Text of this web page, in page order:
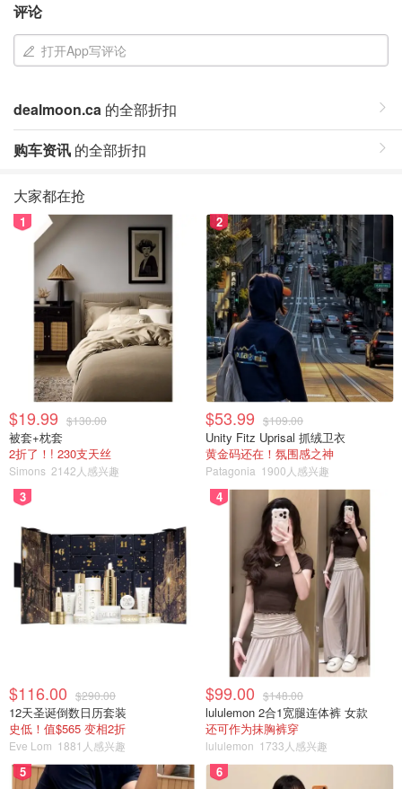
评论
打开App写评论
dealmoon.ca 的全部折扣
购车资讯 的全部折扣
大家都在抢
1
$19.99 $130.00
被套+枕套
2折了！! 230支天丝
Simons 2142人感兴趣
2
$53.99 $109.00
Unity Fitz Uprisal 抓绒卫衣
黄金码还在！氛围感之神
Patagonia 1900人感兴趣
3
$116.00 $290.00
12天圣诞倒数日历套装
史低！值$565 变相2折
Eve Lom 1881人感兴趣
4
$99.00 $148.00
lululemon 2合1宽腿连体裤 女款
还可作为抹胸裤穿
lululemon 1733人感兴趣
5 6